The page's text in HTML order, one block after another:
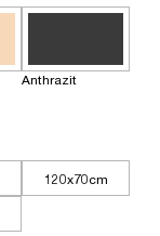
Anthrazit
120x70cm